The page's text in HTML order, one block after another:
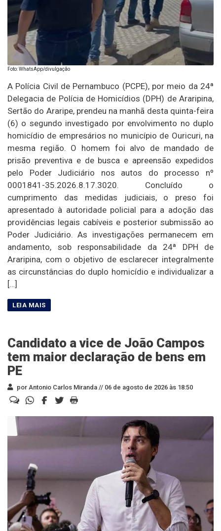
Foto: WhatsApp/divulgação
A Polícia Civil de Pernambuco (PCPE), por meio da 24ª
Delegacia de Polícia de Homicídios (DPH) de Araripina,
Sertão do Araripe, prendeu na manhã desta quinta-feira
(6) o segundo investigado por envolvimento no duplo
homicídio de empresários no município de Ouricuri, na
mesma região. O homem foi alvo de mandado de
prisão preventiva e de busca e apreensão expedidos
pelo Poder Judiciário nos autos do processo nº
0001841-35.2026.8.17.3020. Concluído o
cumprimento das medidas judiciais, o preso foi
apresentado à autoridade policial para a adoção das
providências legais cabíveis e posterior submissão ao
Poder Judiciário. As investigações permanecem em
andamento, sob responsabilidade da 24ª DPH de
Araripina, com o objetivo de esclarecer integralmente
as circunstâncias do duplo homicídio e individualizar a
[…]
Candidato a vice de João Campos
tem maior declaração de bens em
PE
por Antonio Carlos Miranda // 06 de agosto de 2026 às 18:50